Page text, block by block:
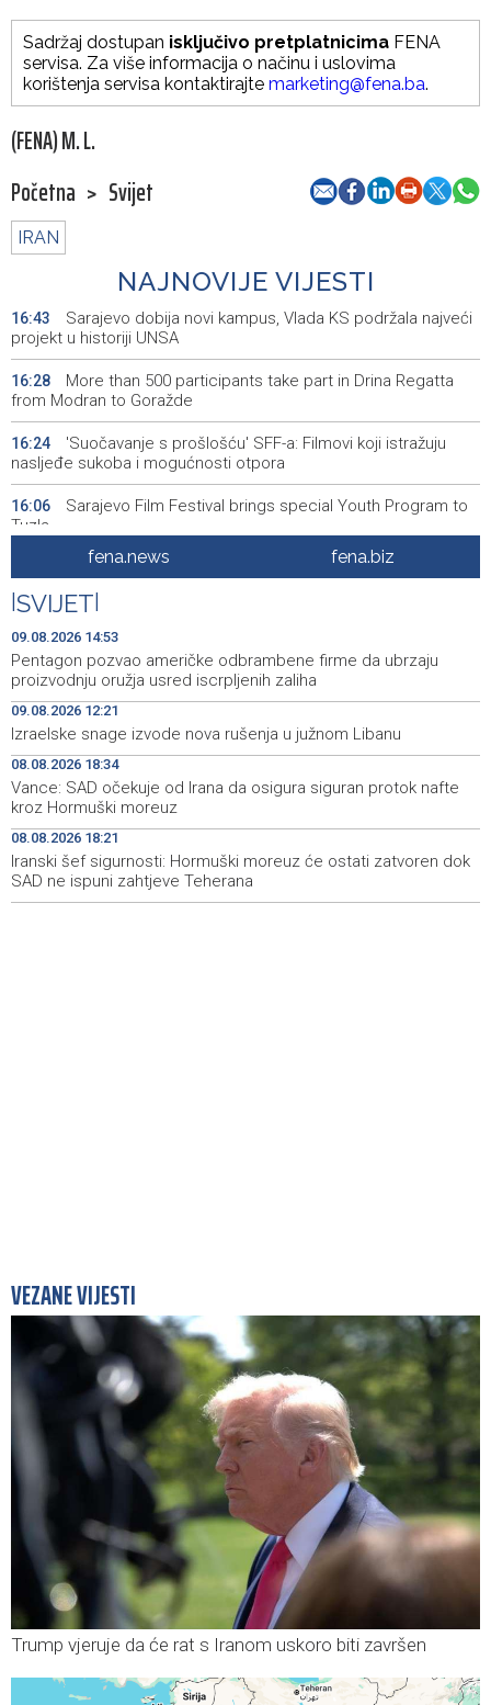
Sadržaj dostupan isključivo pretplatnicima FENA
servisa. Za više informacija o načinu i uslovima
korištenja servisa kontaktirajte marketing@fena.ba.
(FENA) M. L.
Početna > Svijet
IRAN
NAJNOVIJE VIJESTI
16:43
Sarajevo dobija novi kampus, Vlada KS podržala najveći
projekt u historiji UNSA
16:28
More than 500 participants take part in Drina Regatta
from Modran to Goražde
16:24
'Suočavanje s prošlošću' SFF-a: Filmovi koji istražuju
nasljeđe sukoba i mogućnosti otpora
16:06
Sarajevo Film Festival brings special Youth Program to
Tuzla
Posuški turnir 'Kamen, krš i maslina' potvrdio svoj ugled,
Kukoč ponovno na Topali
15:40 Priopćenje za javnost HDZ 1990
14:53
Pentagon pozvao američke odbrambene firme da
ubrzaju proizvodnju oružja usred iscrpljenih zaliha
14:39
Svečano otvoren 26. Cazin Grand Prix, staza 'Krajiška
zmija' ponovo okupila ljubitelje motosporta
13:20
Mostar Jazz Fest 2026. od 23. do 25. kolovoza donosi
tri večeri vrhunske glazbe
12:21 Izraelske snage izvode nova rušenja u južnom Libanu
fena.news fena.biz
SVIJET
09.08.2026 14:53
Pentagon pozvao američke odbrambene firme da ubrzaju
proizvodnju oružja usred iscrpljenih zaliha
09.08.2026 12:21
Izraelske snage izvode nova rušenja u južnom Libanu
08.08.2026 18:34
Vance: SAD očekuje od Irana da osigura siguran protok nafte
kroz Hormuški moreuz
08.08.2026 18:21
Iranski šef sigurnosti: Hormuški moreuz će ostati zatvoren dok
SAD ne ispuni zahtjeve Teherana
VEZANE VIJESTI
Trump vjeruje da će rat s Iranom uskoro biti završen